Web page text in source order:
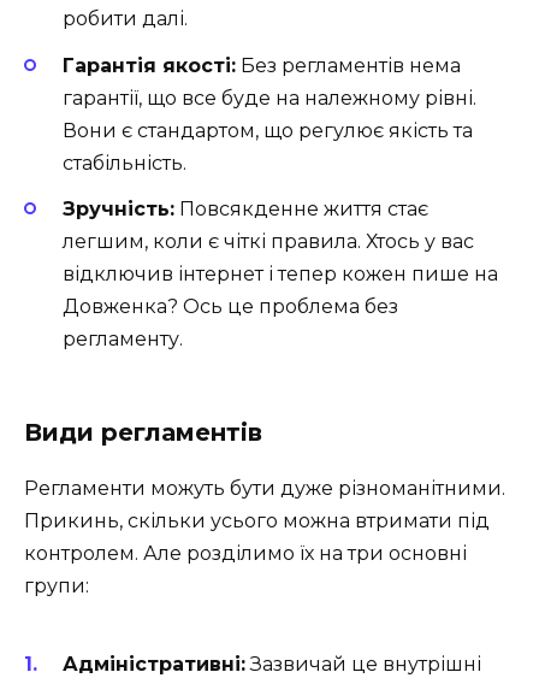
робити далі.
Гарантія якості: Без регламентів нема
гарантії, що все буде на належному рівні.
Вони є стандартом, що регулює якість та
стабільність.
Зручність: Повсякденне життя стає
легшим, коли є чіткі правила. Хтось у вас
відключив інтернет і тепер кожен пише на
Довженка? Ось це проблема без
регламенту.
Види регламентів
Регламенти можуть бути дуже різноманітними.
Прикинь, скільки усього можна втримати під
контролем. Але розділимо їх на три основні
групи:
Адміністративні:Зазвичай це внутрішні